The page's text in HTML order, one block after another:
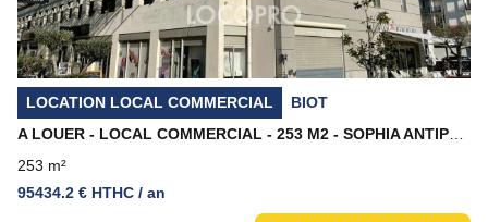
LOCATION LOCAL COMMERCIAL
BIOT
253 m²
95434.2 € HTHC / an